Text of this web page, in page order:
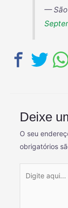
— São
Deixe
O seu
obrigatórios